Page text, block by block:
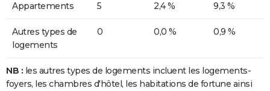
Appartements 5 2,4 % 9,3 %
Autres types de
logements
0 0,0 % 0,9 %
NB : les autres types de logements incluent les logements-
foyers, les chambres d'hôtel, les habitations de fortune ainsi